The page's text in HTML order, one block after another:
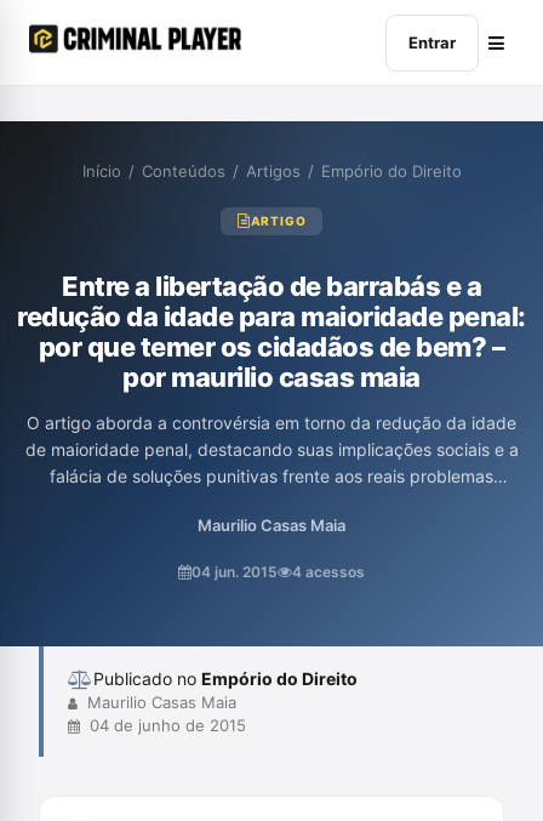
Entrar
Início / Conteúdos / Artigos / Empório do Direito
ARTIGO
Entre a libertação de barrabás e a
redução da idade para maioridade penal:
por que temer os cidadãos de bem? –
por maurilio casas maia
O artigo aborda a controvérsia em torno da redução da idade
de maioridade penal, destacando suas implicações sociais e a
falácia de soluções punitivas frente aos reais problemas
Casas Maia questiona a eficácia de um sistema penal que, ao
enfatizando a necessidade de uma abordagem mais
Maurilio Casas Maia
04 jun. 2015 4 acessos
Publicado no Empório do Direito
Maurilio Casas Maia
04 de junho de 2015